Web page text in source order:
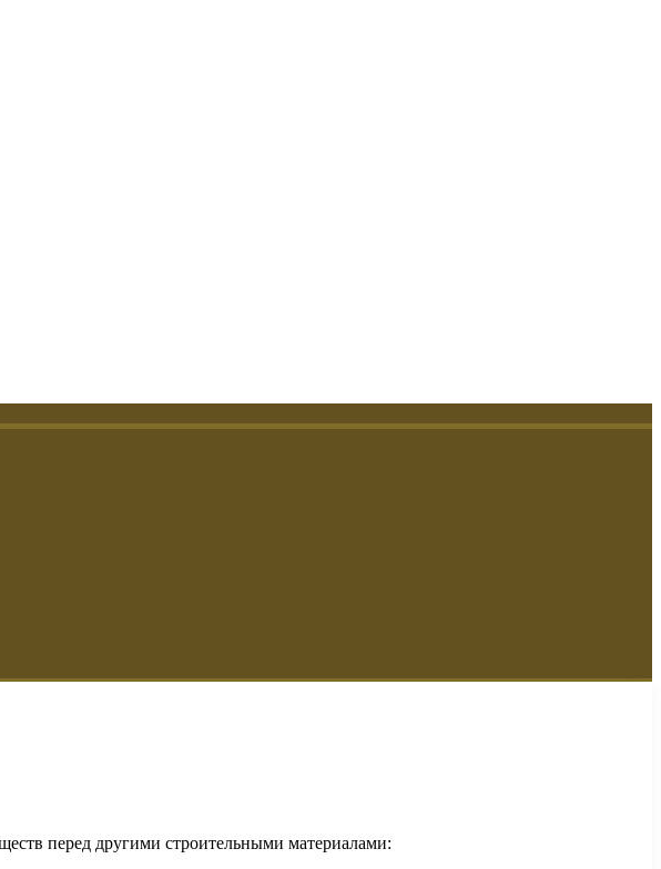
перед другими строительными материалами: